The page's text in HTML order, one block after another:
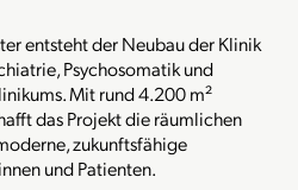
entsteht der Neubau der Klinik
Psychosomatik und
Mit rund 4.200 m²
das Projekt die räumlichen
zukunftsfähige
und Patienten.